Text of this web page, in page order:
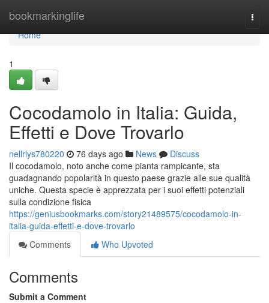
bookmarkinglife
Home
Home
1
Cocodamolo in Italia: Guida,
Effetti e Dove Trovarlo
nellrlys780220 76 days ago News
Discuss
Il cocodamolo, noto anche come pianta rampicante, sta
guadagnando popolarità in questo paese grazie alle sue qualità
uniche. Questa specie è apprezzata per i suoi effetti potenziali
sulla condizione fisica
https://geniusbookmarks.com/story21489575/cocodamolo-in-
italia-guida-effetti-e-dove-trovarlo
Comments
Who Upvoted
Comments
Submit a Comment